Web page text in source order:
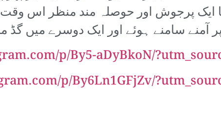
ایک پرجوش اور حوصلہ مند منظر اس وقت
آمنے سامنے ہوئے اور ایک دوسرے میں گڈ
p/By5-aDyBkoN/
p/By6Ln1GFjZv/